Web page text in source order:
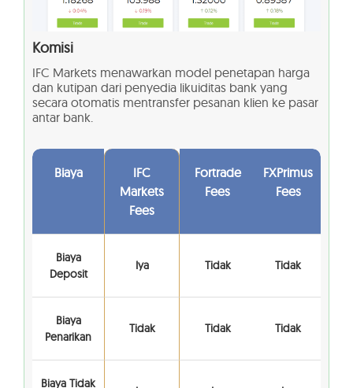
Komisi
IFC Markets menawarkan model penetapan harga
dan kutipan dari penyedia likuiditas bank yang
secara otomatis mentransfer pesanan klien ke pasar
antar bank.
Biaya
IFC
Markets
Fees
Fortrade
Fees
FXPrimus
Fees
Biaya
Deposit
Iya Tidak Tidak
Biaya
Penarikan
Tidak Tidak Tidak
Biaya Tidak